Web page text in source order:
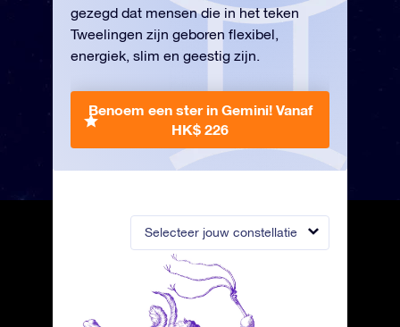
Selecteer jouw constellatie
gezegd dat mensen die in het teken
Tweelingen zijn geboren flexibel,
energiek, slim en geestig zijn.
Benoem een ster in Gemini! Vanaf
HK$ 226